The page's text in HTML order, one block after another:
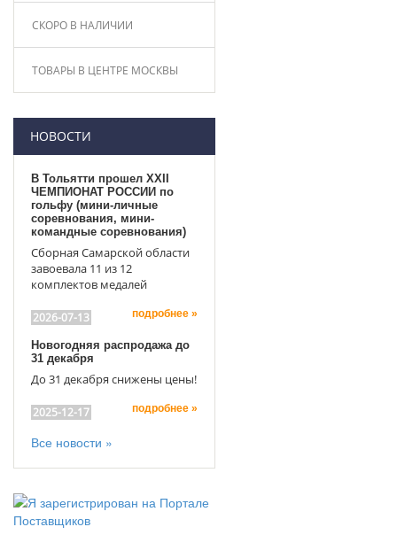
СКОРО В НАЛИЧИИ
ТОВАРЫ В ЦЕНТРЕ МОСКВЫ
НОВОСТИ
В Тольятти прошел XXII
ЧЕМПИОНАТ РОССИИ по
гольфу (мини-личные
соревнования, мини-
командные соревнования)
Сборная Самарской области
завоевала 11 из 12
комплектов медалей
2026-07-13 подробнее »
Новогодняя распродажа до
31 декабря
До 31 декабря снижены цены!
2025-12-17 подробнее »
Все новости »